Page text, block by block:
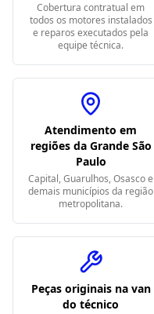
Cobertura contratual em
todos os motores instalados
e reparos executados pela
equipe técnica.
Atendimento em
regiões da Grande São
Paulo
Capital, Guarulhos, Osasco e
demais municípios da região
metropolitana.
Peças originais na van
do técnico